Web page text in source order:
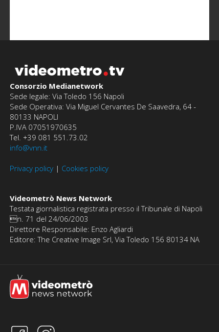
videometro tv
Consorzio Medianetwork
Sede legale: Via Toledo 156 Napoli
Sede Operativa: Via Miguel Cervantes De Saavedra, 64 -
80133 NAPOLI
P.IVA 07051970635
Tel. +39 081 551.73.02
info@vnn.it
Privacy policy | Cookies policy
Videometrò News Network
Testata giornalistica registrata presso il Tribunale di Napoli
n. 71 del 24/06/2003
Direttore Responsabile: Enzo Agliardi
Editore: The Creative Image Srl, Via Toledo 156 80134 NA